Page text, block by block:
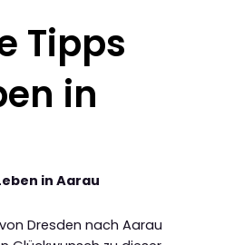
Tipps
in
in Aarau
Dresden nach Aarau